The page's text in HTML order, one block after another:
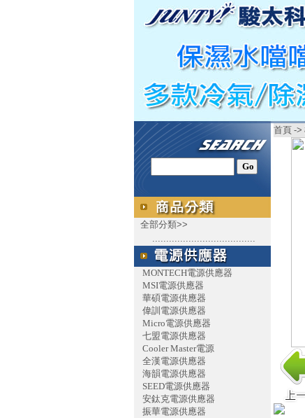
全部分類>>
.....................................
MONTECH電源供應器
MSI電源供應器
華碩電源供應器
偉訓電源供應器
Micro電源供應器
七盟電源供應器
Cooler Master電源
全漢電源供應器
海韻電源供應器
SEED電源供應器
安鈦克電源供應器
振華電源供應器
首頁 ->